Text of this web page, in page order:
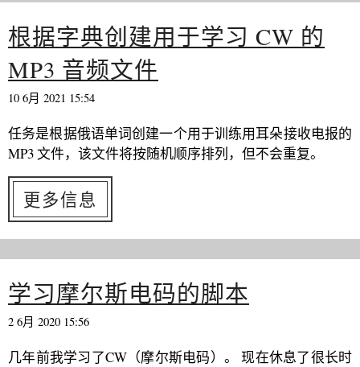
根据字典创建用于学习 CW 的
MP3 音频文件
10 6月 2021 15:54
任务是根据俄语单词创建一个用于训练用耳朵接收电报的
MP3 文件，该文件将按随机顺序排列，但不会重复。
更多信息
学习摩尔斯电码的脚本
2 6月 2020 15:56
几年前我学习了CW（摩尔斯电码）。 现在休息了很长时